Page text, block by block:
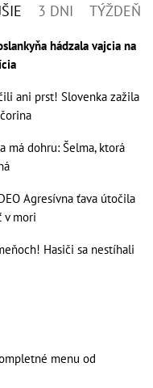
3 DNI TÝŽDEŇ
hádzala vajcia na
ani prst! Slovenka zažila
má dohru: Šelma, ktorá
Agresívna ťava útočila
v mori
Hasiči sa nestíhali
menu od